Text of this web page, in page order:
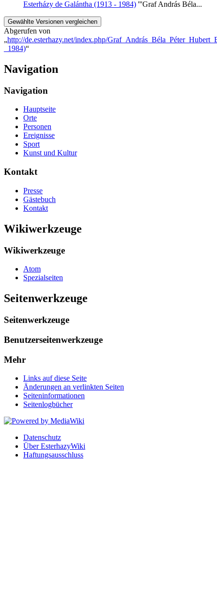
Esterházy de Galántha (1913 - 1984) '''Graf András Béla...
Abgerufen von
„http://de.esterhazy.net/index.php/
_1984)“
Navigation
Navigation
Hauptseite
Orte
Personen
Ereignisse
Sport
Kunst und Kultur
Kontakt
Presse
Gästebuch
Kontakt
Wikiwerkzeuge
Wikiwerkzeuge
Atom
Spezialseiten
Seitenwerkzeuge
Seitenwerkzeuge
Benutzerseitenwerkzeuge
Mehr
Links auf diese Seite
Änderungen an verlinkten Seiten
Seiten­informationen
Seitenlogbücher
Datenschutz
Über EsterhazyWiki
Haftungsausschluss